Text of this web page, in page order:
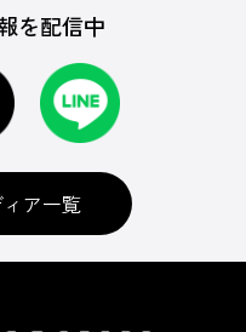
を配信中
ア一覧